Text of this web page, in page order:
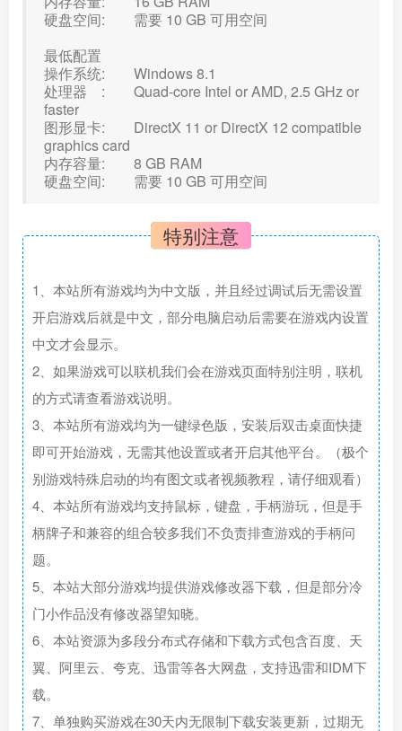
硬盘空间: 需要 10 GB 可用空间
最低配置
操作系统: Windows 8.1
处理器 : Quad-core Intel or AMD, 2.5 GHz or
faster
图形显卡: DirectX 11 or DirectX 12 compatible
graphics card
内存容量: 8 GB RAM
硬盘空间: 需要 10 GB 可用空间
特别注意
1、本站所有游戏均为中文版，并且经过调试后无需设置
开启游戏后就是中文，部分电脑启动后需要在游戏内设置
中文才会显示。
2、如果游戏可以联机我们会在游戏页面特别注明，联机
的方式请查看游戏说明。
3、本站所有游戏均为一键绿色版，安装后双击桌面快捷
即可开始游戏，无需其他设置或者开启其他平台。（极个
别游戏特殊启动的均有图文或者视频教程，请仔细观看）
4、本站所有游戏均支持鼠标，键盘，手柄游玩，但是手
柄牌子和兼容的组合较多我们不负责排查游戏的手柄问
题。
5、本站大部分游戏均提供游戏修改器下载，但是部分冷
门小作品没有修改器望知晓。
6、本站资源为多段分布式存储和下载方式包含百度、天
翼、阿里云、夸克、迅雷等各大网盘，支持迅雷和IDM下
载。
7、单独购买游戏在30天内无限制下载安装更新，过期无